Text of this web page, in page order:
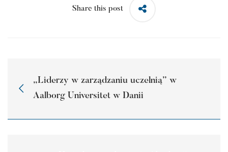
Share this post
„Liderzy w zarządzaniu uczelnią” w
Aalborg Universitet w Danii